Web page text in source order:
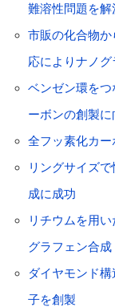
難溶性問題を解
市販の化合物
応によりナノ
ベンゼン環を
ーボンの創製に
全フッ素化カ
リングサイズ
成に成功
リチウムを用
グラフェン合成
ダイヤモンド
子を創製